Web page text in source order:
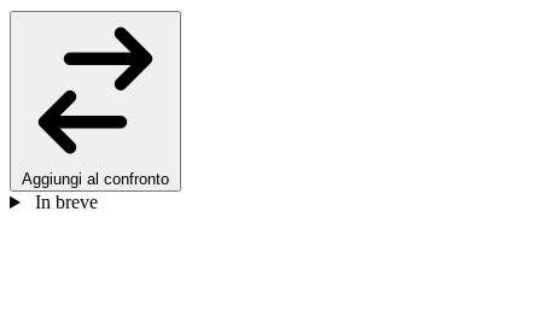
Aggiungi al confronto
In breve